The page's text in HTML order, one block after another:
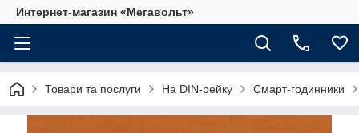
Интернет-магазин «Мегавольт»
Товари та послуги На DIN-рейку Смарт-годинники